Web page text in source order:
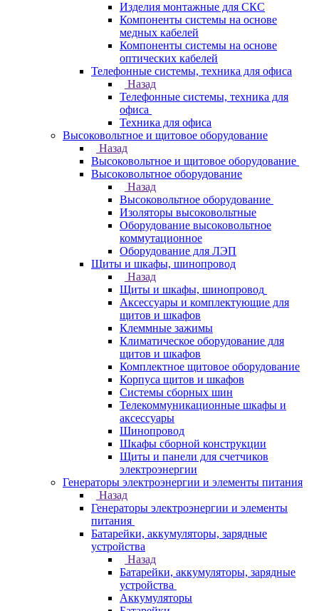
Изделия монтажные для СКС
Компоненты системы на основе
медных кабелей
Компоненты системы на основе
оптических кабелей
Телефонные системы, техника для офиса
Назад
Телефонные системы, техника для
офиса
Техника для офиса
Высоковольтное и щитовое оборудование
Назад
Высоковольтное и щитовое оборудование
Высоковольтное оборудование
Назад
Высоковольтное оборудование
Изоляторы высоковольтные
Оборудование высоковольтное
коммутационное
Оборудование для ЛЭП
Щиты и шкафы, шинопровод
Назад
Щиты и шкафы, шинопровод
Аксессуары и комплектующие для
щитов и шкафов
Клеммные зажимы
Климатическое оборудование для
щитов и шкафов
Комплектное щитовое оборудование
Корпуса щитов и шкафов
Системы сборных шин
Телекоммуникационные шкафы и
аксессуары
Шинопровод
Шкафы сборной конструкции
Щиты и панели для счетчиков
электроэнергии
Генераторы электроэнергии и элементы питания
Назад
Генераторы электроэнергии и элементы
питания
Батарейки, аккумуляторы, зарядные
устройства
Назад
Батарейки, аккумуляторы, зарядные
устройства
Аккумуляторы